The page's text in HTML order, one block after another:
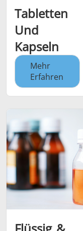
Tabletten
Und
Kapseln
Mehr
Erfahren